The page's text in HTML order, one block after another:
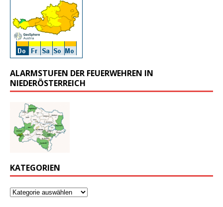
ALARMSTUFEN DER FEUERWEHREN IN
NIEDERÖSTERREICH
KATEGORIEN